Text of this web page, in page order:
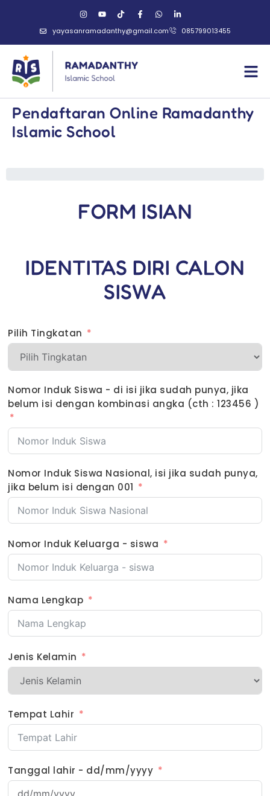
yayasanramadanthy@gmail.com 085799013455
Pendaftaran Online Ramadanthy
Islamic School
FORM ISIAN
IDENTITAS DIRI CALON
SISWA
Pilih Tingkatan
Nomor Induk Siswa - di isi jika sudah punya, jika
belum isi dengan kombinasi angka (cth : 123456 )
Nomor Induk Siswa Nasional, isi jika sudah punya,
jika belum isi dengan 001
Nomor Induk Keluarga - siswa
Nama Lengkap
Jenis Kelamin
Tempat Lahir
Tanggal lahir - dd/mm/yyyy